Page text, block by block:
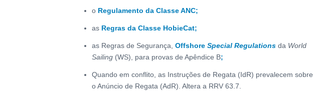
o Regulamento da Classe ANC;
as Regras da Classe HobieCat;
as Regras de Segurança, Offshore Special Regulations da World
Sailing (WS), para provas de Apêndice B;
Quando em conflito, as Instruções de Regata (IdR) prevalecem sobre
o Anúncio de Regata (AdR). Altera a RRV 63.7.